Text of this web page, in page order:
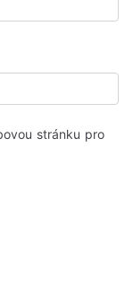
stránku pro